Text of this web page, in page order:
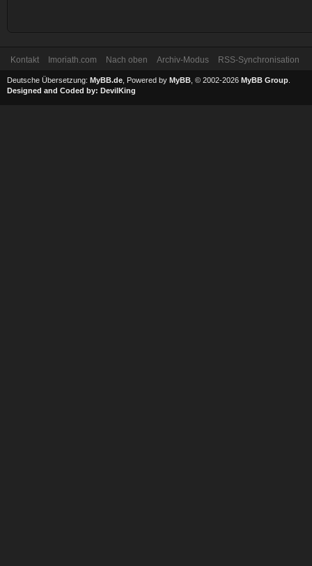
Kontakt Imoriath.com Nach oben Archiv-Modus RSS-Synchronisation
Deutsche Übersetzung: MyBB.de , Powered by MyBB , © 2002-2026 MyBB Group
Designed and Coded by: DevilKing